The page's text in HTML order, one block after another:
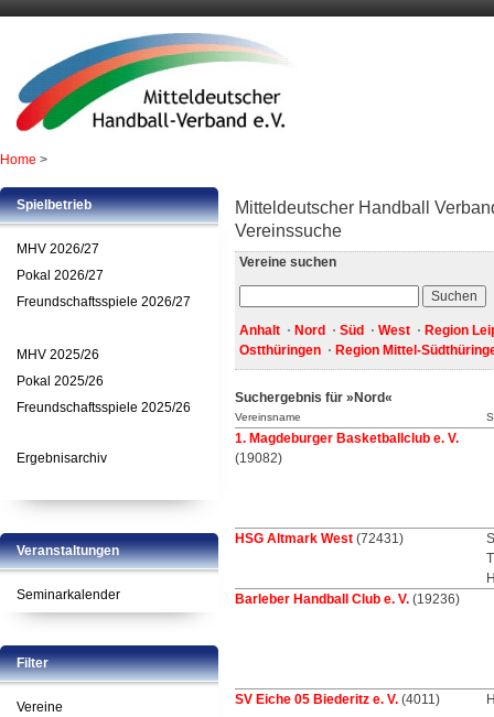
Home >
Spielbetrieb
MHV 2026/27
Pokal 2026/27
Freundschaftsspiele 2026/27
MHV 2025/26
Pokal 2025/26
Freundschaftsspiele 2025/26
Ergebnisarchiv
Veranstaltungen
Seminarkalender
Filter
Vereine
Mitteldeutscher Handball
Vereinssuche
Vereine suchen
Anhalt Nord Süd West
Region
Ostthüringen
Region Mittel-
Suchergebnis für »Nord«
Vereinsname
1. Magdeburger Basketballclub e. V.
(19082)
HSG Altmark West (72431)
Barleber Handball Club e. V. (19236)
SV Eiche 05 Biederitz e. V. (4011)